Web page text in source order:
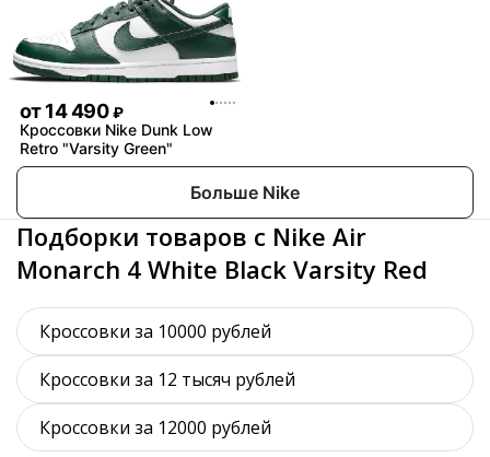
от14 490 ₽
Кроссовки Nike Dunk Low
Retro "Varsity Green"
Больше Nike
Подборки товаров с Nike Air
Monarch 4 White Black Varsity Red
Кроссовки за 10000 рублей
Кроссовки за 12 тысяч рублей
Кроссовки за 12000 рублей